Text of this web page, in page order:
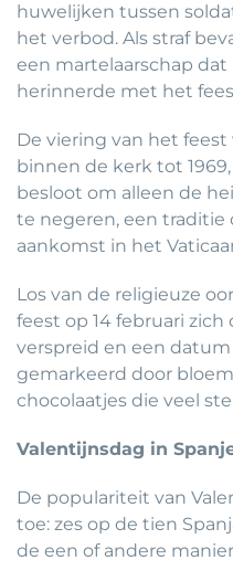
huwelijken tussen
het verbod. Als straf
een martelaarschap dat
herinnerde met het
De viering van het
binnen de kerk tot
besloot om alleen de
te negeren, een traditie
aankomst in het
Los van de religieuze
feest op 14 februari
verspreid en een
gemarkeerd door
chocolaatjes die veel
Valentijnsdag in
De populariteit van
toe: zes op de tien
de een of andere